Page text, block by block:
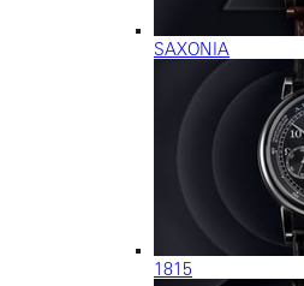
SAXONIA
1815